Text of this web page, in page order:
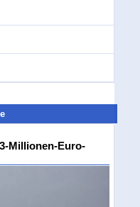
Millionen-Euro-